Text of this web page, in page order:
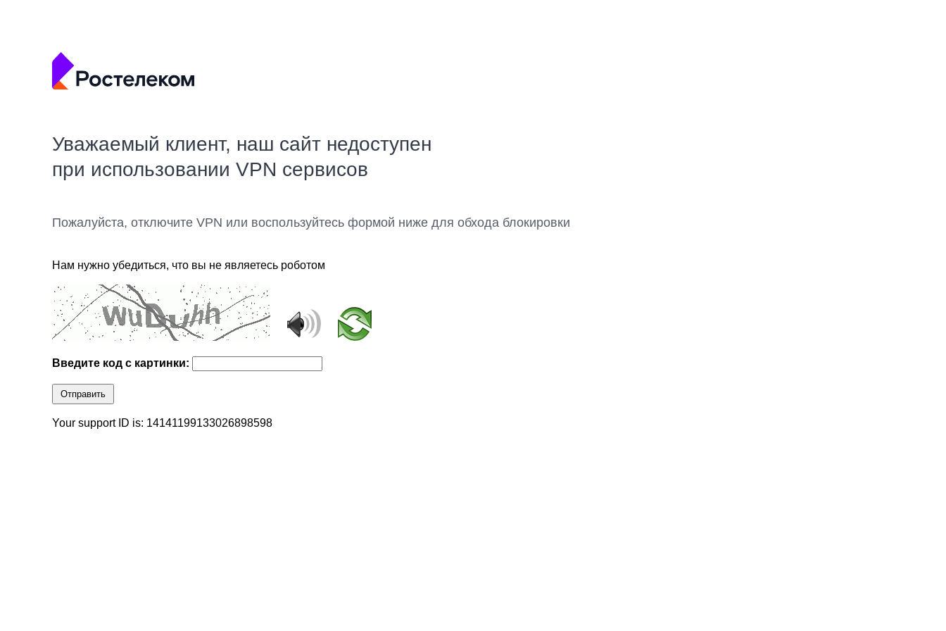
Уважаемый клиент, наш сайт недоступен
при использовании VPN сервисов
Пожалуйста, отключите VPN или воспользуйтесь формой ниже для обхода блокировки
Нам нужно убедиться, что вы не являетесь роботом
Введите код с картинки:
Отправить
Your support ID is: 14141199133026898598